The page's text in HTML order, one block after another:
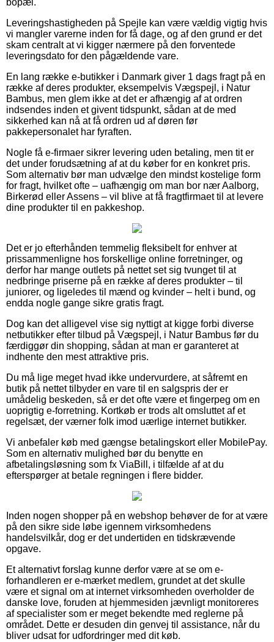
bopæl.
Leveringshastigheden på Spejle kan være vældig vigtig hvis
vi mangler varerne inden for få dage, og af den grund er det
skam centralt at vi kigger nærmere på den forventede
leveringsdato for den pågældende vare.
En lang række e-butikker i Danmark giver 1 dags fragt på en
række af deres produkter, eksempelvis Vægspejl, i Natur
Bambus, men glem ikke at det er afhængig af at ordren
indsendes inden et givent tidspunkt, sådan at de med
sikkerhed kan nå at få ordren ud af døren før
pakkepersonalet har fyraften.
Nogle få e-firmaer sikrer levering uden betaling, men tit er
det under forudsætning af at du køber for en konkret pris.
Som alternativ bør man udvælge den mindst kostelige form
for fragt, hvilket ofte – uafhængig om man bor nær Aalborg,
Birkerød eller Assens – vil blive at få fragtfirmaet til at levere
dine produkter til en pakkeshop.
Det er jo efterhånden temmelig fleksibelt for enhver at
prissammenligne hos forskellige online forretninger, og
derfor har mange outlets på nettet set sig tvunget til at
nedbringe priserne på en række af deres produkter – til
juniorer, og ligeledes til mænd og kvinder – helt i bund, og
endda nogle gange sikre gratis fragt.
Dog kan det alligevel vise sig nyttigt at kigge forbi diverse
netbutikker efter tilbud på Vægspejl, i Natur Bambus før du
færdiggør din shopping, sådan at man er garanteret at
indhente den mest attraktive pris.
Du må lige meget hvad ikke undervurdere, at såfremt en
butik på nettet tilbyder en vare til en salgspris der er
umådelig beskeden, så er det ofte være et fingerpeg om en
uoprigtig e-forretning. Kortkøb er trods alt omsluttet af et
regelsæt, der værner folk imod uærlige internet butikker.
Vi anbefaler køb med gængse betalingskort eller MobilePay.
Som en alternativ mulighed bør du benytte en
afbetalingsløsning som fx ViaBill, i tilfælde af at du
efterspørger at betale regningen i flere bidder.
Inden nogen shopper på en webshop behøver de for at være
på den sikre side løbe igennem virksomhedens
handelsvilkår, dog er det undertiden en tidskrævende
opgave.
Et alternativt forslag kunne derfor være at se om e-
forhandleren er e-mærket medlem, grundet at det skulle
være et signal om at internet virksomheden overholder de
danske love, foruden at hjemmesiden jævnligt monitoreres
af specialister som er meget bekendte med reglerne på
området. Dette er desuden din genvej til assistance, når du
bliver udsat for udfordringer med dit køb.